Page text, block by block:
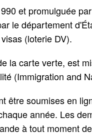
et promulguée
le département
(loterie DV).
la carte verte, est
(Immigration and
être soumises en
année. Les
à tout moment